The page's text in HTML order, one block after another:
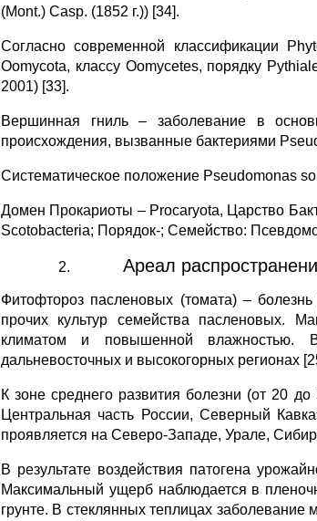
(Mont.) Casp. (1852 г.)) [34].
Согласно современной классификации
Oomycota, классу Oomycetes, порядку
2001) [33].
Вершинная гниль – заболевание в
происхождения, вызванные бактериями
Систематическое положение Pseudomonas
Домен Прокариоты – Procaryota, Царство
Scotobacteria; Порядок-; Семейство:
Ареал
Фитофтороз пасленовых (томата) –
прочих культур семейства пасленовых.
климатом и повышенной влажностью.
дальневосточных и высокогорных регионах
К зоне среднего развития болезни (от 20
Центральная часть России, Северный
проявляется на Северо-Западе, Урале,
В результате воздействия патогена
Максимальный ущерб наблюдается в
грунте. В стеклянных теплицах